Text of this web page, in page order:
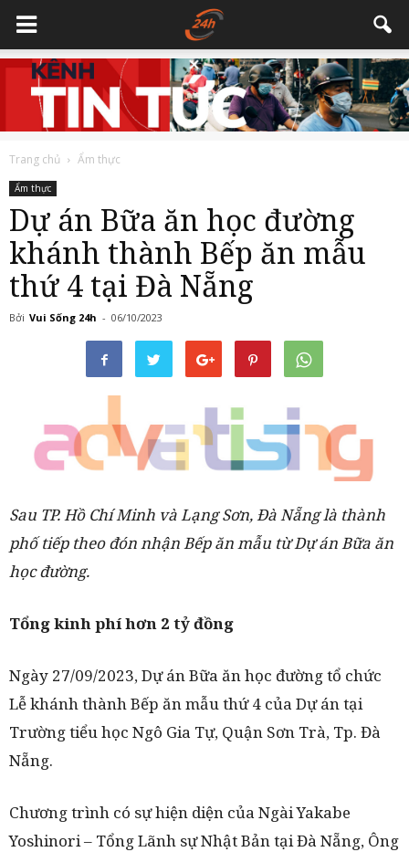
Trang chủ Ẩm thực
Ẩm thực
Dự án Bữa ăn học đường
khánh thành Bếp ăn mẫu
thứ 4 tại Đà Nẵng
Bởi Vui Sống 24h - 06/10/2023
Sau TP. Hồ Chí Minh và Lạng Sơn, Đà Nẵng là thành
phố tiếp theo đón nhận Bếp ăn mẫu từ Dự án Bữa ăn
học đường.
Tổng kinh phí hơn 2 tỷ đồng
Ngày 27/09/2023, Dự án Bữa ăn học đường tổ chức
Lễ khánh thành Bếp ăn mẫu thứ 4 của Dự án tại
Trường tiểu học Ngô Gia Tự, Quận Sơn Trà, Tp. Đà
Nẵng.
Chương trình có sự hiện diện của Ngài Yakabe
Yoshinori – Tổng Lãnh sự Nhật Bản tại Đà Nẵng, Ông